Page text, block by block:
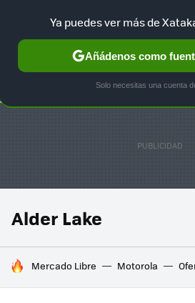
SELECCIÓN GAMING HOME
Alder Lake
HOY SE HABLA DE
Mercado Libre Motorola
Ya puedes ver más de
Añádenos como
Solo necesitas una cuenta